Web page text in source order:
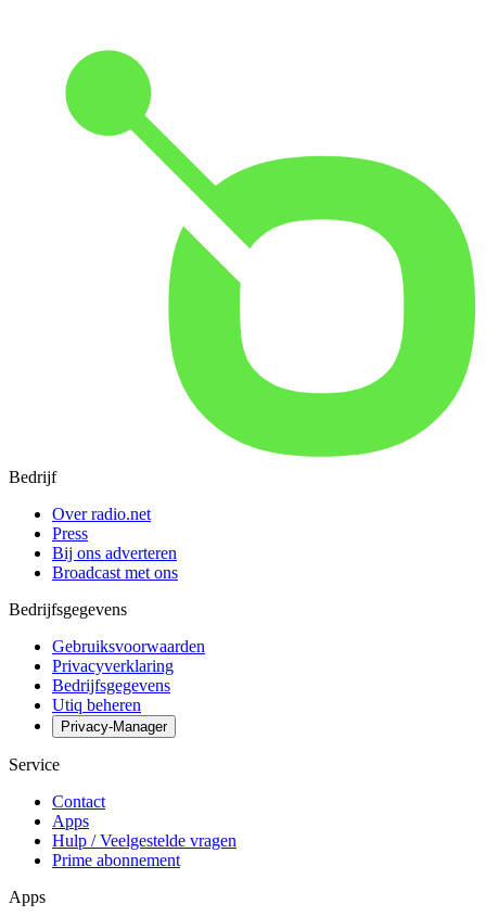
Bedrijf
Over radio.net
Press
Bij ons adverteren
Broadcast met ons
Bedrijfsgegevens
Gebruiksvoorwaarden
Privacyverklaring
Bedrijfsgegevens
Utiq beheren
Privacy-Manager
Service
Contact
Apps
Hulp / Veelgestelde vragen
Prime abonnement
Apps